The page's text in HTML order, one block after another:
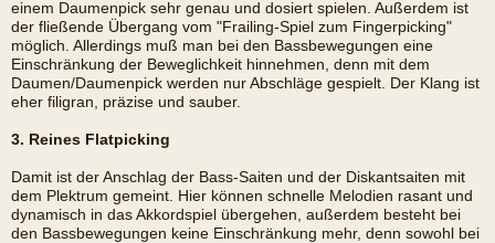
einem Daumenpick sehr genau und dosiert spielen. Außerdem ist
der fließende Übergang vom "Frailing-Spiel zum Fingerpicking"
möglich. Allerdings muß man bei den Bassbewegungen eine
Einschränkung der Beweglichkeit hinnehmen, denn mit dem
Daumen/Daumenpick werden nur Abschläge gespielt. Der Klang ist
eher filigran, präzise und sauber.
3. Reines Flatpicking
Damit ist der Anschlag der Bass-Saiten und der Diskantsaiten mit
dem Plektrum gemeint. Hier können schnelle Melodien rasant und
dynamisch in das Akkordspiel übergehen, außerdem besteht bei
den Bassbewegungen keine Einschränkung mehr, denn sowohl bei